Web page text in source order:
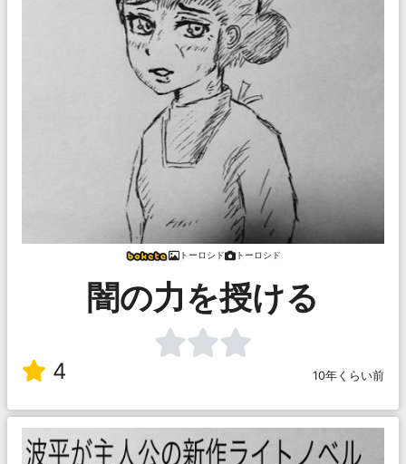
トーロシド トーロシド
闇の力を授ける
4 10年くらい前